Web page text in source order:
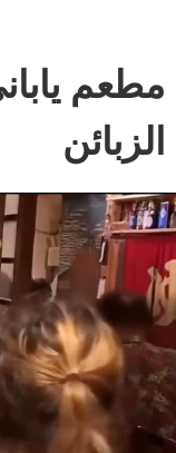
مطعم
الزبائن